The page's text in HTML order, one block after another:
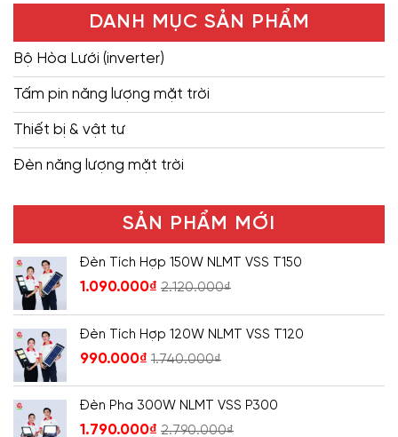
DANH MỤC SẢN PHẨM
Bộ Hòa Lưới (inverter)
Tấm pin năng lượng mặt trời
Thiết bị & vật tư
Đèn năng lượng mặt trời
SẢN PHẨM MỚI
Đèn Tích Hợp 150W NLMT VSS T150
1.090.000₫ 2.120.000₫
Đèn Tích Hợp 120W NLMT VSS T120
990.000₫ 1.740.000₫
Đèn Pha 300W NLMT VSS P300
1.790.000₫ 2.790.000₫